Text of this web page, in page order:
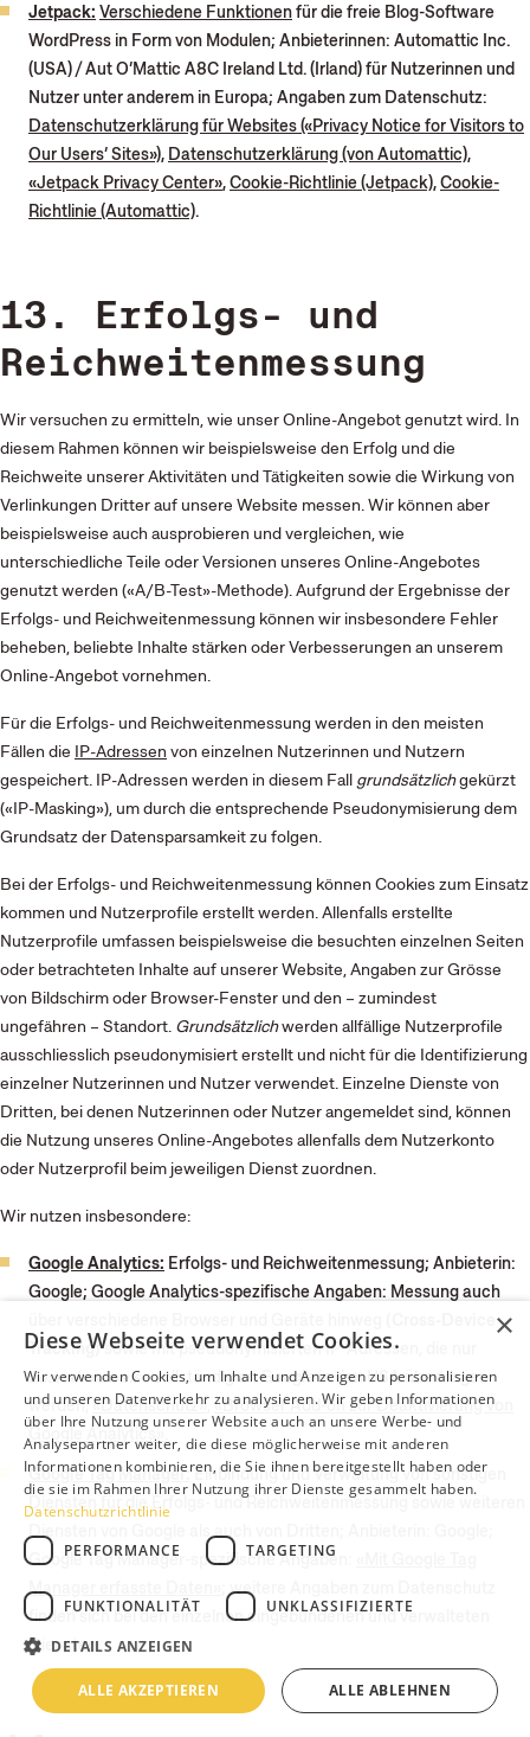
Jetpack: Verschiedene Funktionenfür die freie Blog-Software
WordPress in Form von Modulen; Anbieterinnen: Automattic Inc.
(USA) / Aut O’Mattic A8C Ireland Ltd. (Irland) für Nutzerinnen und
Nutzer unter anderem in Europa; Angaben zum Datenschutz:
Datenschutzerklärung für Websites («Privacy Notice for Visitors to
Our Users’ Sites»), Datenschutzerklärung (von Automattic),
«Jetpack Privacy Center»,Cookie-Richtlinie (Jetpack),Cookie-
Richtlinie (Automattic).
13. Erfolgs- und
Reichweitenmessung
Wir versuchen zu ermitteln, wie unser Online-Angebot genutzt wird. In
diesem Rahmen können wir beispielsweise den Erfolg und die
Reichweite unserer Aktivitäten und Tätigkeiten sowie die Wirkung von
Verlinkungen Dritter auf unsere Website messen. Wir können aber
beispielsweise auch ausprobieren und vergleichen, wie
unterschiedliche Teile oder Versionen unseres Online-Angebotes
genutzt werden («A/B-Test»-Methode). Aufgrund der Ergebnisse der
Erfolgs- und Reichweitenmessung können wir insbesondere Fehler
beheben, beliebte Inhalte stärken oder Verbesserungen an unserem
Online-Angebot vornehmen.
Für die Erfolgs- und Reichweitenmessung werden in den meisten
Fällen die IP-Adressen von einzelnen Nutzerinnen und Nutzern
gespeichert. IP-Adressen werden in diesem Fall grundsätzlichgekürzt
(«IP-Masking»), um durch die entsprechende Pseudonymisierung dem
Grundsatz der Datensparsamkeit zu folgen.
Bei der Erfolgs- und Reichweitenmessung können Cookies zum Einsatz
kommen und Nutzerprofile erstellt werden. Allenfalls erstellte
Nutzerprofile umfassen beispielsweise die besuchten einzelnen Seiten
oder betrachteten Inhalte auf unserer Website, Angaben zur Grösse
von Bildschirm oder Browser-Fenster und den – zumindest
ungefähren – Standort. Grundsätzlichwerden allfällige Nutzerprofile
ausschliesslich pseudonymisiert erstellt und nicht für die Identifizierung
einzelner Nutzerinnen und Nutzer verwendet. Einzelne Dienste von
Dritten, bei denen Nutzerinnen oder Nutzer angemeldet sind, können
die Nutzung unseres Online-Angebotes allenfalls dem Nutzerkonto
oder Nutzerprofil beim jeweiligen Dienst zuordnen.
Wir nutzen insbesondere:
Google Analytics: Erfolgs- und Reichweitenmessung; Anbieterin:
Google; Google Analytics-spezifische Angaben: Messung auch
Tracking)sowie mit pseudonymisierten IP-Adressen, die nur
ausnahmsweisevollständig an Google in den USA übertragen
werden,«Datenschutz», «Browser Add-on zur Deaktivierung von
Google Analytics»
Google Tag Manager:Einbindung und Verwaltung von sonstigen
Diensten für die Erfolgs- und Reichweitenmessung sowie weiteren
Diensten von Google als auch von Dritten; Anbieterin: Google;
Google Tag Manager-spezifische Angaben:
Manager erfasste Daten»
; weitere Angaben zum Datenschutz
finden sich bei den einzelnen eingebundenen und verwalteten
Diensten.
×
Diese Webseite verwendet Cookies.
Wir verwenden Cookies, um Inhalte und Anzeigen zu personalisieren
und unseren Datenverkehr zu analysieren. Wir geben Informationen
über Ihre Nutzung unserer Website auch an unsere Werbe- und
Analysepartner weiter, die diese möglicherweise mit anderen
Informationen kombinieren, die Sie ihnen bereitgestellt haben oder
die sie im Rahmen Ihrer Nutzung ihrer Dienste gesammelt haben.
Datenschutzrichtlinie
PERFORMANCE
TARGETING
FUNKTIONALITÄT UNKLASSIFIZIERTE
DETAILS ANZEIGEN
ALLE AKZEPTIEREN ALLE ABLEHNEN